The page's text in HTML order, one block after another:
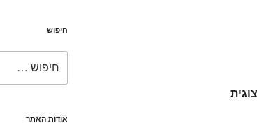
חיפוש
אודות האתר